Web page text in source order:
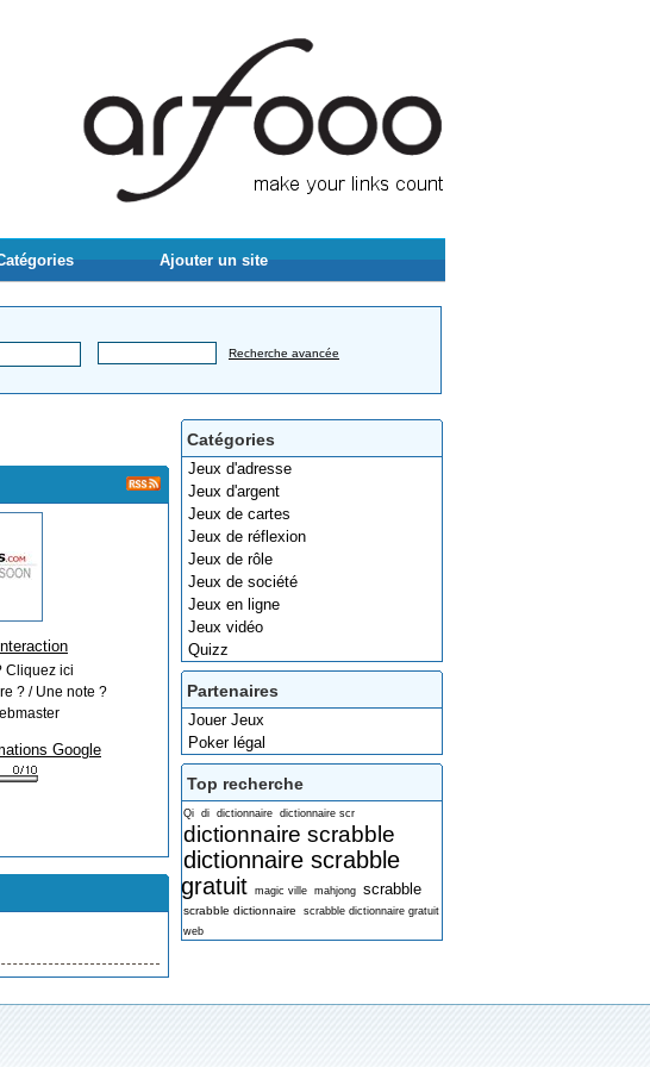
Ajouter un site
Recherche avancée
Catégories
Jeux d'adresse
Jeux d'argent
Jeux de cartes
Jeux de réflexion
Jeux de rôle
Jeux de société
Jeux en ligne
Jeux vidéo
Quizz
Partenaires
Jouer Jeux
Poker légal
Top recherche
Qi di dictionnaire dictionnaire scr
dictionnaire scrabble
dictionnaire scrabble
gratuit magic ville mahjong scrabble
scrabble dictionnaire
scrabble dictionnaire gratuit
web
Interaction
Cliquez ici
? / Une note ?
Google